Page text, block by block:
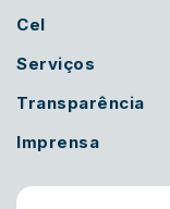
Cel
Serviços
Transparência
Imprensa